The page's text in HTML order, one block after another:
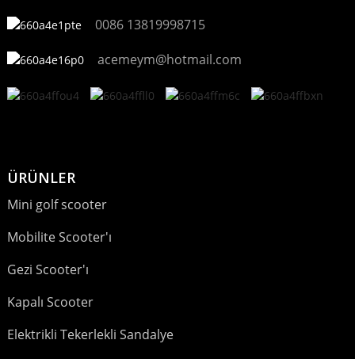
0086 13819998715
acemeym@hotmail.com
ÜRÜNLER
Mini golf scooter
Mobilite Scooter'ı
Gezi Scooter'ı
Kapalı Scooter
Elektrikli Tekerlekli Sandalye